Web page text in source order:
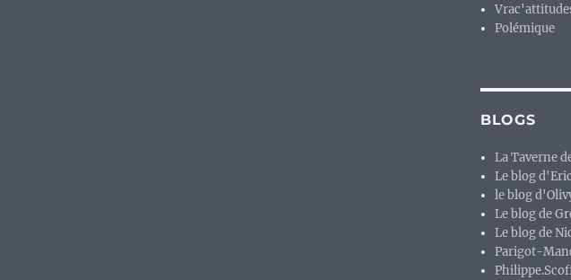
Polémique
BLOGS
La Taverne
Le blog
le blog
Le blog de
Le blog de
Parigot-